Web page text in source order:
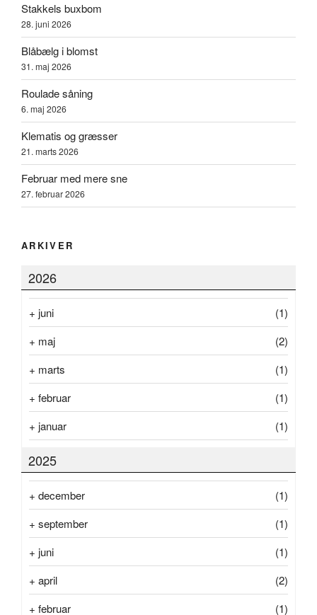
Stakkels buxbom
28. juni 2026
Blåbælg i blomst
31. maj 2026
Roulade såning
6. maj 2026
Klematis og græsser
21. marts 2026
Februar med mere sne
27. februar 2026
ARKIVER
2026
+ juni
(1)
+ maj
(2)
+ marts
(1)
+ februar
(1)
+ januar (1)
2025
+ december
(1)
+ september
(1)
+ juni
(1)
+ april
(2)
+ februar (1)